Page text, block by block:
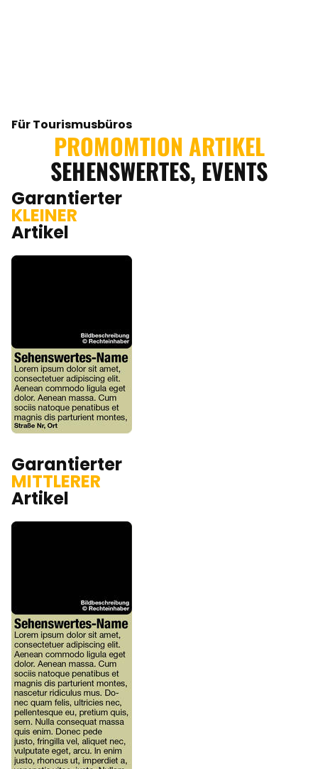
Für Tourismusbüros
PROMOMTION ARTIKEL
SEHENSWERTES, EVENTS
Garantierter
KLEINER
Artikel
Garantierter
MITTLERER
Artikel